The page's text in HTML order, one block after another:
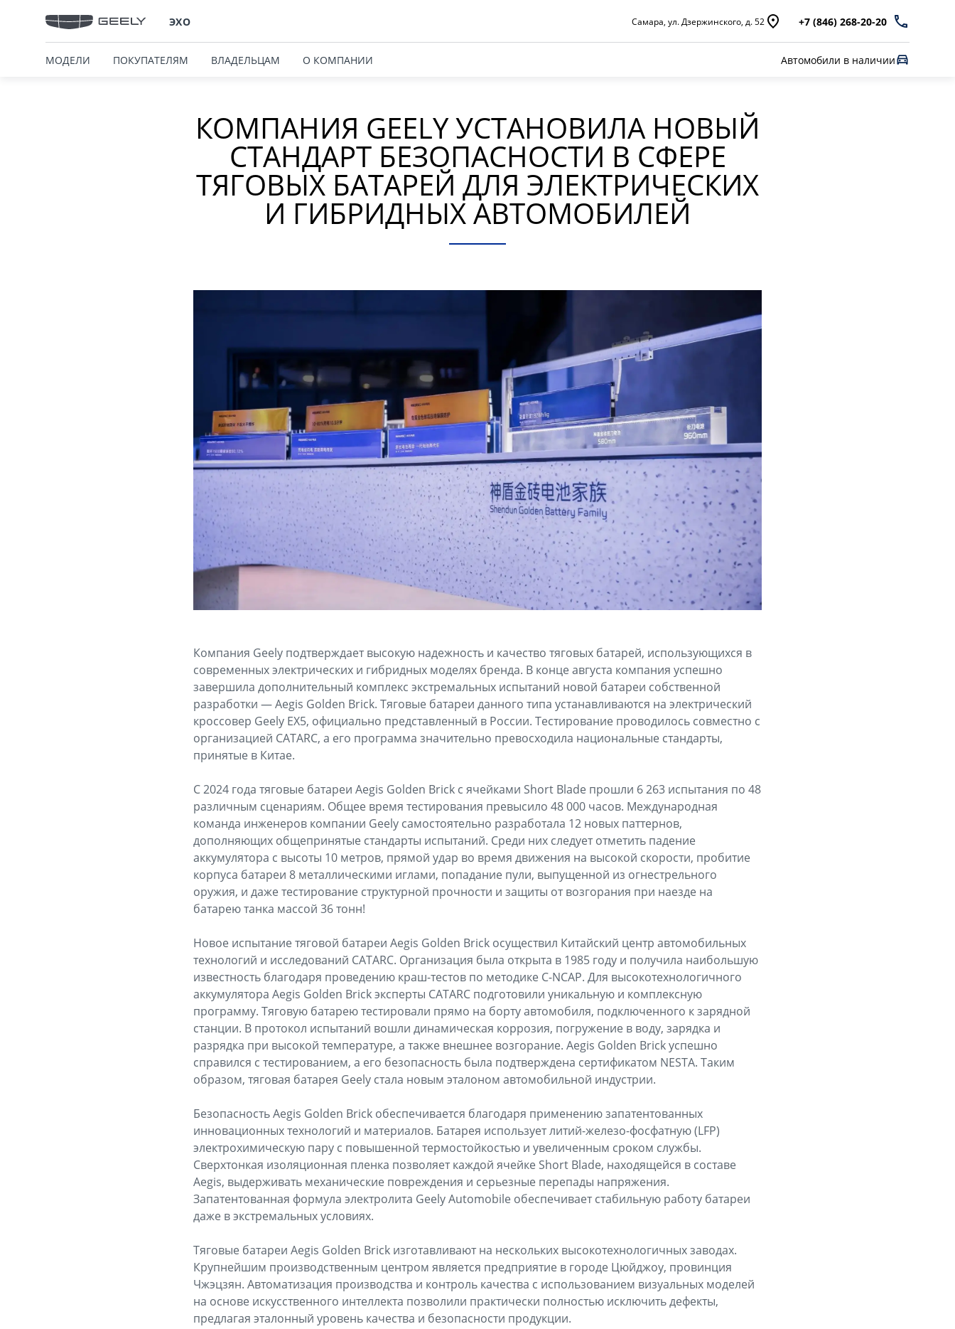
ЭХО Самара, ул. Дзержинского, д. 52 +7 (846) 268-20-20
МОДЕЛИ ПОКУПАТЕЛЯМ ВЛАДЕЛЬЦАМ О КОМПАНИИ Автомобили в наличии
КОМПАНИЯ GEELY УСТАНОВИЛА НОВЫЙ
СТАНДАРТ БЕЗОПАСНОСТИ В СФЕРЕ
ТЯГОВЫХ БАТАРЕЙ ДЛЯ ЭЛЕКТРИЧЕСКИХ
И ГИБРИДНЫХ АВТОМОБИЛЕЙ
Компания Geely подтверждает высокую надежность и качество тяговых батарей, использующихся в
современных электрических и гибридных моделях бренда. В конце августа компания успешно
завершила дополнительный комплекс экстремальных испытаний новой батареи собственной
разработки — Aegis Golden Brick. Тяговые батареи данного типа устанавливаются на электрический
кроссовер Geely EX5, официально представленный в России. Тестирование проводилось совместно с
организацией CATARC, а его программа значительно превосходила национальные стандарты,
принятые в Китае.
С 2024 года тяговые батареи Aegis Golden Brick с ячейками Short Blade прошли 6 263 испытания по 48
различным сценариям. Общее время тестирования превысило 48 000 часов. Международная
команда инженеров компании Geely самостоятельно разработала 12 новых паттернов,
дополняющих общепринятые стандарты испытаний. Среди них следует отметить падение
аккумулятора с высоты 10 метров, прямой удар во время движения на высокой скорости, пробитие
корпуса батареи 8 металлическими иглами, попадание пули, выпущенной из огнестрельного
оружия, и даже тестирование структурной прочности и защиты от возгорания при наезде на
батарею танка массой 36 тонн!
Новое испытание тяговой батареи Aegis Golden Brick осуществил Китайский центр автомобильных
технологий и исследований CATARC. Организация была открыта в 1985 году и получила наибольшую
известность благодаря проведению краш-тестов по методике C-NCAP. Для высокотехнологичного
аккумулятора Aegis Golden Brick эксперты CATARC подготовили уникальную и комплексную
программу. Тяговую батарею тестировали прямо на борту автомобиля, подключенного к зарядной
станции. В протокол испытаний вошли динамическая коррозия, погружение в воду, зарядка и
разрядка при высокой температуре, а также внешнее возгорание. Aegis Golden Brick успешно
справился с тестированием, а его безопасность была подтверждена сертификатом NESTA. Таким
образом, тяговая батарея Geely стала новым эталоном автомобильной индустрии.
Безопасность Aegis Golden Brick обеспечивается благодаря применению запатентованных
инновационных технологий и материалов. Батарея использует литий-железо-фосфатную (LFP)
электрохимическую пару с повышенной термостойкостью и увеличенным сроком службы.
Сверхтонкая изоляционная пленка позволяет каждой ячейке Short Blade, находящейся в составе
Aegis, выдерживать механические повреждения и серьезные перепады напряжения.
Запатентованная формула электролита Geely Automobile обеспечивает стабильную работу батареи
даже в экстремальных условиях.
Тяговые батареи Aegis Golden Brick изготавливают на нескольких высокотехнологичных заводах.
Крупнейшим производственным центром является предприятие в городе Цюйджоу, провинция
Чжэцзян. Автоматизация производства и контроль качества с использованием визуальных моделей
на основе искусственного интеллекта позволили практически полностью исключить дефекты,
предлагая эталонный уровень качества и безопасности продукции.